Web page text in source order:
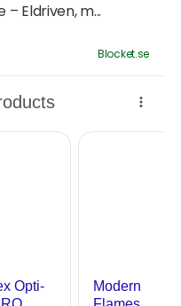
Eldriven, m...
Blocket.se